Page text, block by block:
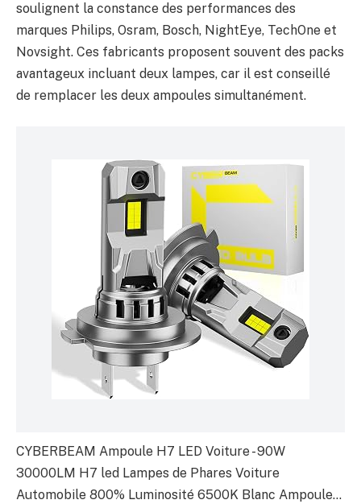
soulignent la constance des performances des
marques Philips, Osram, Bosch, NightEye, TechOne et
Novsight. Ces fabricants proposent souvent des packs
avantageux incluant deux lampes, car il est conseillé
de remplacer les deux ampoules simultanément.
CYBERBEAM Ampoule H7 LED Voiture - 90W
30000LM H7 led Lampes de Phares Voiture
Automobile 800% Luminosité 6500K Blanc Ampoule